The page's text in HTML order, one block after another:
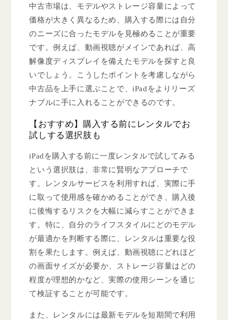
中古市場は、モデルやストレージ容量によって
価格が大きく異なるため、購入する際には自分
のニーズに合ったモデルを見極めることが重要
です。例えば、動画視聴がメインであれば、高
解像度ディスプレイを備えたモデルを探すと良
いでしょう。こうしたポイントを考慮しながら
中古品を上手に選ぶことで、iPadをよりリーズ
ナブルに手に入れることができるのです。
【おすすめ】購入する前にレンタルでお
試しする選択肢も
iPadを購入する前に一度レンタルで試してみる
という選択肢は、非常に賢明なアプローチで
す。レンタルサービスを利用すれば、実際に手
に取って使用感を確かめることができ、購入後
に後悔するリスクを大幅に減らすことができま
す。特に、自分のライフスタイルにどのモデル
が最適かを判断する際に、レンタルは重要な役
割を果たします。例えば、動画視聴にどれほど
の画面サイズが必要か、ストレージ容量はどの
程度が理想的かなど、実際の使用シーンを通じ
て検証することが可能です。
また、レンタルには最新モデルを短期間で利用